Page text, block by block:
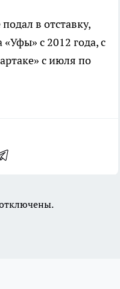
в отставку,
с 2012 года, с
с июля по